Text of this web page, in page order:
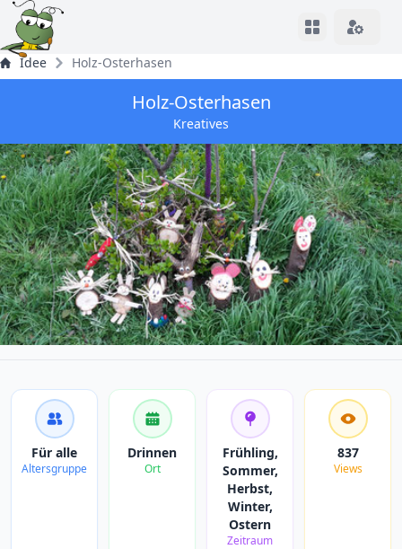
View
Idee Holz-Osterhasen
Holz-Osterhasen
Kreatives
Für alle
Altersgruppe
Drinnen
Ort
Frühling,
Sommer,
Herbst,
Winter,
Ostern
Zeitraum
837
Views